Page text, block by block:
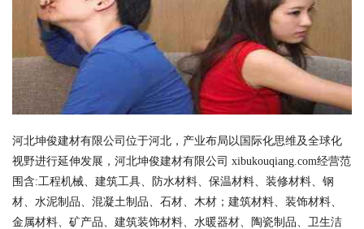
河北坤俊建材有限公司位于河北，产业布局以国际化思维及全球化
视野进行延伸发展，河北坤俊建材有限公司 xibukouqiang.com经营范
围含:工程机械、建筑工具、防水材料、保温材料、装修材料、钢
材、水泥制品、混凝土制品、石材、木材；建筑材料、装饰材料、
金属材料、矿产品、建筑装饰材料、水暖器材、陶瓷制品、卫生洁